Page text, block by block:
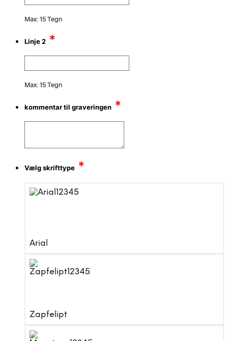
Max: 15 Tegn
Linje 2 *
Max: 15 Tegn
kommentar til graveringen *
Vælg skrifttype *
Arial
Zapfelipt